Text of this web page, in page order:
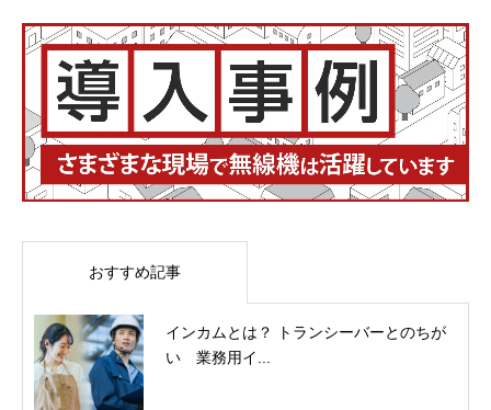
おすすめ記事
インカムとは？ トランシーバーとのちが
い 業務用イ...